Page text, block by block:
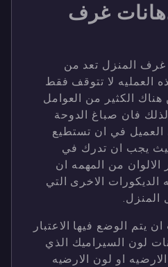
غرف
غرف المنزل تعد من
العمليه لا تتوقف فقط
الكثير من العوامل
فان صباغ الدوحة
في ان تستطيع
يجب ان تدرك في
الالوان من المهمه ان
الاخرى التي
يتم الوضع فيها الاعتبار
لون السيراميك الذي
او لون الارضيه